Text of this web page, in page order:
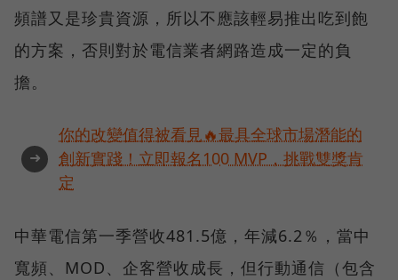
頻譜又是珍貴資源，所以不應該輕易推出吃到飽
的方案，否則對於電信業者網路造成一定的負
擔。
➜
你的改變值得被看見🔥最具全球市場潛能的
創新實踐！立即報名100 MVP，挑戰雙獎肯
定
中華電信第一季營收481.5億，年減6.2％，當中
寬頻、MOD、企客營收成長，但行動通信（包含